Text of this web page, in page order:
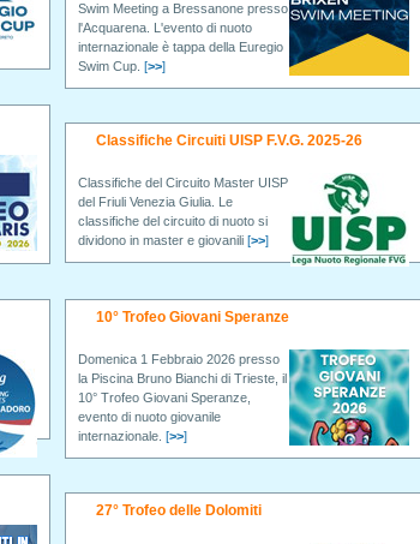
Swim Meeting a Bressanone presso
l'Acquarena. L'evento di nuoto
internazionale è tappa della Euregio
Swim Cup. [>>]
Classifiche Circuiti UISP F.V.G. 2025-26
Classifiche del Circuito Master UISP
del Friuli Venezia Giulia. Le
classifiche del circuito di nuoto si
dividono in master e giovanili [>>]
10° Trofeo Giovani Speranze
Domenica 1 Febbraio 2026 presso
la Piscina Bruno Bianchi di Trieste, il
10° Trofeo Giovani Speranze,
evento di nuoto giovanile
internazionale. [>>]
27° Trofeo delle Dolomiti